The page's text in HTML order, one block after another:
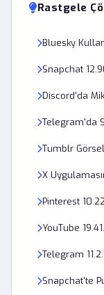
Rastgele
Bluesky
Snapchat
Discord'da
Telegram'da
Tumblr Görsel
X
Pinterest
YouTube
Telegram
Snapchat'te